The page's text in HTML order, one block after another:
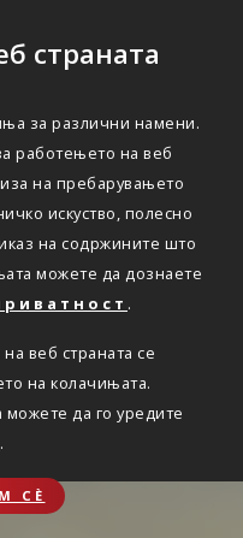
страната
за различни намени.
работењето на веб
на пребарувањето
искуство, полесно
на содржините што
можете да дознаете
.
веб страната се
на колачињата.
да го уредите
.
СЀ